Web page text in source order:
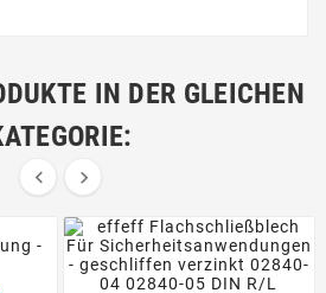
IN DER GLEICHEN
 